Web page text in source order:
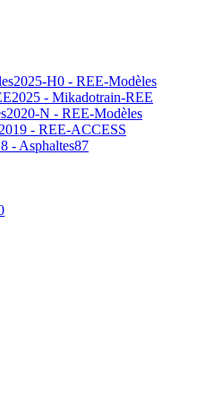
2025-H0 - REE-Modèles
2025 - Mikadotrain-REE
2020-N - REE-Modèles
2019 - REE-ACCESS
- Asphaltes87